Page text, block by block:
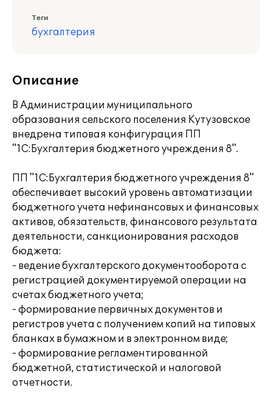
Теги
бухгалтерия
Описание
В Администрации муниципального
образования сельского поселения Кутузовское
внедрена типовая конфигурация ПП
"1С:Бухгалтерия бюджетного учреждения 8".
ПП "1С:Бухгалтерия бюджетного учреждения 8"
обеспечивает высокий уровень автоматизации
бюджетного учета нефинансовых и финансовых
активов, обязательств, финансового результата
деятельности, санкционирования расходов
бюджета:
- ведение бухгалтерского документооборота с
регистрацией документируемой операции на
счетах бюджетного учета;
- формирование первичных документов и
регистров учета с получением копий на типовых
бланках в бумажном и в электронном виде;
- формирование регламентированной
бюджетной, статистической и налоговой
отчетности.